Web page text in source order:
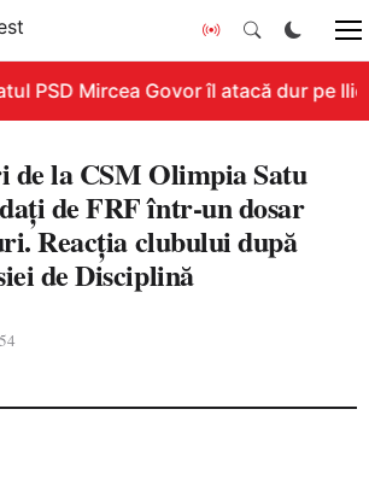
PSD Mircea Govor îl atacă dur pe
la CSM Olimpia Satu
de FRF într-un dosar
Reacția clubului după
de Disciplină